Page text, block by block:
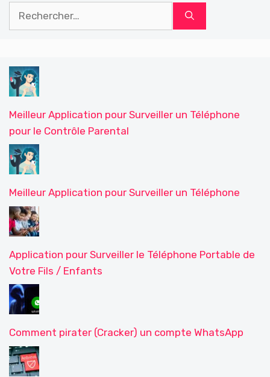
Meilleur Application pour Surveiller un Téléphone
pour le Contrôle Parental
Meilleur Application pour Surveiller un Téléphone
Application pour Surveiller le Téléphone Portable de
Votre Fils / Enfants
Comment pirater (Cracker) un compte WhatsApp